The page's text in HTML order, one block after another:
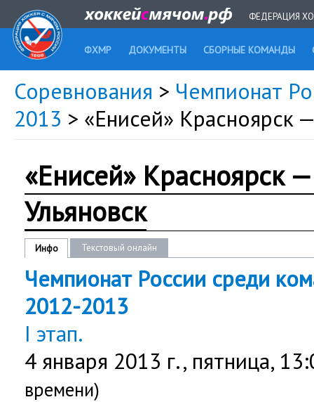
ФЕДЕРАЦИЯ
ФХМР ДОКУМЕНТЫ СБОРНЫЕ КОМАНДЫ
Соревнования > Чемпионат
2013 > «Енисей» Красноярск
«Енисей» Красноярск
Ульяновск
Инфо Текстовый онлайн
Чемпионат России среди
2012-2013
I этап.
4 января 2013 г., пятница,
времени)